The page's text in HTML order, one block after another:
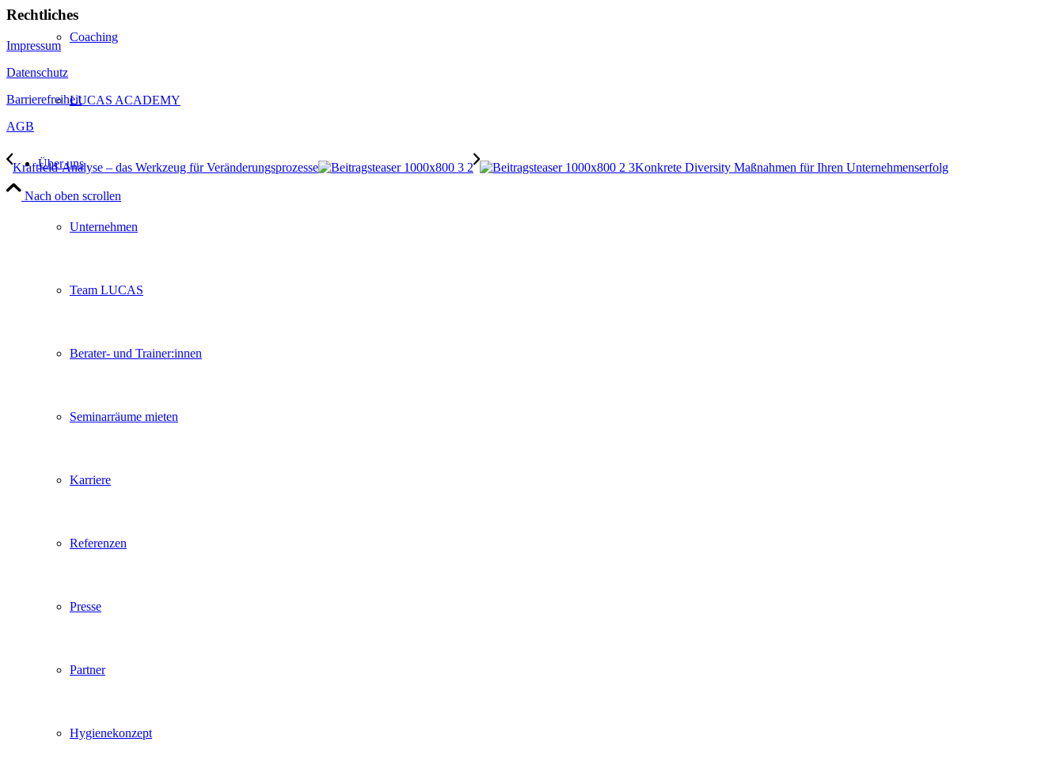
Coaching
LUCAS ACADEMY
Über uns
Unternehmen
Team LUCAS
Berater- und Trainer:innen
Seminarräume mieten
Karriere
Referenzen
Presse
Partner
Hygienekonzept
Rechtliches
Impressum
Datenschutz
Barrierefreiheit
AGB
Kraftfeld-Analyse – das Werkzeug für Veränderungsprozesse Konkrete Diversity Maßnahmen für Ihren Unternehmenserfolg
Nach oben scrollen